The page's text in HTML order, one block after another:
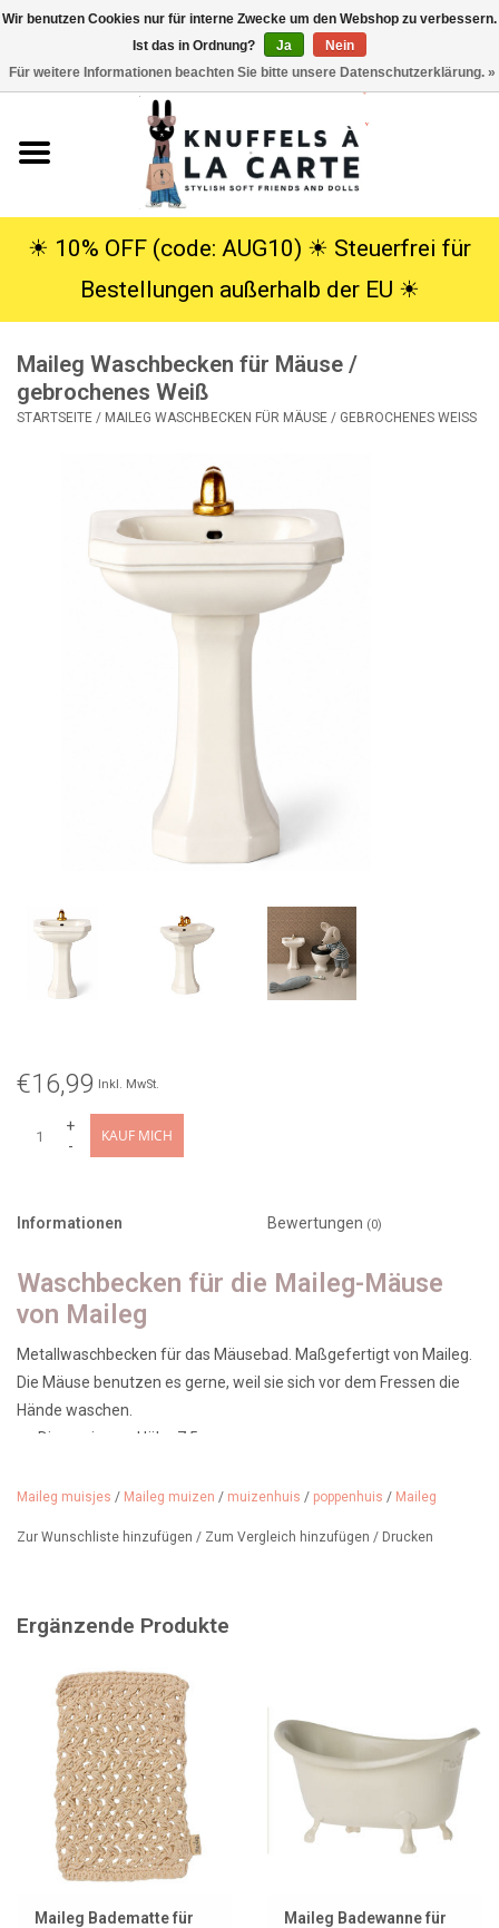
Kuscheltiere
SALE
Geschenke
☀︎ 10% OFF (code: AUG10) ☀︎ Steuerfrei für
Bestellungen außerhalb der EU ☀︎
Maileg Waschbecken für Mäuse /
gebrochenes Weiß
STARTSEITE / MAILEG WASCHBECKEN FÜR MÄUSE / GEBROCHENES WEISS
€16,99 Inkl. MwSt.
+
-
KAUF MICH
Informationen Bewertungen (0)
Waschbecken für die Maileg-Mäuse
von Maileg
Metallwaschbecken für das Mäusebad. Maßgefertigt von Maileg.
Die Mäuse benutzen es gerne, weil sie sich vor dem Fressen die
Hände waschen.
Dimensionen: Höhe 7,5 cm
Material: Metall
Maileg muisjes / Maileg muizen / muizenhuis / poppenhuis / Maileg
Zur Wunschliste hinzufügen / Zum Vergleich hinzufügen / Drucken
Ergänzende Produkte
Maileg Badematte für
Maileg Badewanne für
Wir benutzen Cookies nur für interne Zwecke um den Webshop zu verbessern.
Ist das in Ordnung?
Ja
Nein
Für weitere Informationen beachten Sie bitte unsere Datenschutzerklärung. »